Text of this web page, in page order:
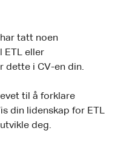
tatt noen
ETL eller
dette i CV-en din.
til å forklare
din lidenskap for ETL
deg.